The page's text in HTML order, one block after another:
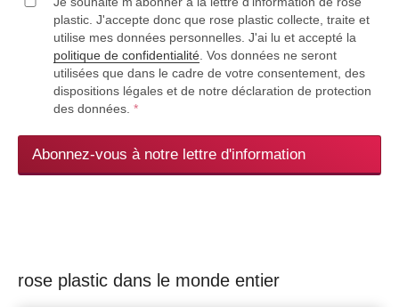
plastic. J'accepte donc que rose plastic collecte, traite et
utilise mes données personnelles. J'ai lu et accepté la
politique de confidentialité . Vos données ne seront
utilisées que dans le cadre de votre consentement, des
dispositions légales et de notre déclaration de protection
des données. *
Abonnez-vous à notre lettre d'information
rose plastic dans le monde entier